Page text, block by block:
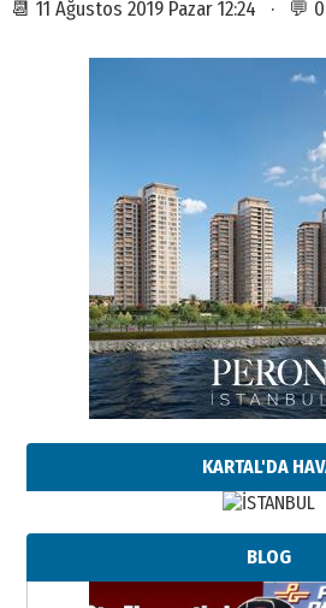
📆 11 Ağustos 2019 Pazar 12:24 · 💬
KARTAL'DA
BLOG